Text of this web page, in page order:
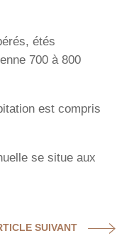
étés
700 à 800
est compris
se situe aux
SUIVANT